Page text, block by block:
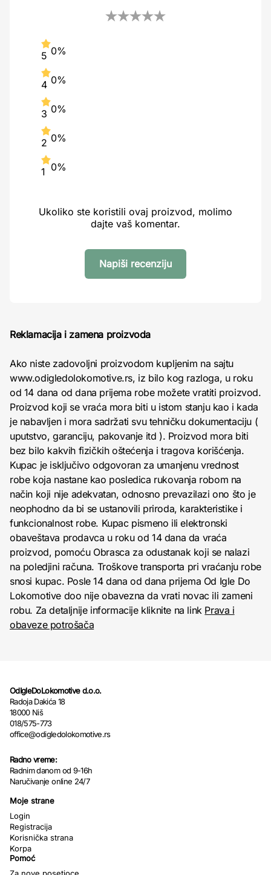
5 0%
4 0%
3 0%
2 0%
1 0%
Ukoliko ste koristili ovaj proizvod, molimo
dajte vaš komentar.
Napiši recenziju
Reklamacija i zamena proizvoda
Ako niste zadovoljni proizvodom kupljenim na sajtu
www.odigledolokomotive.rs, iz bilo kog razloga, u roku
od 14 dana od dana prijema robe možete vratiti proizvod.
Proizvod koji se vraća mora biti u istom stanju kao i kada
je nabavljen i mora sadržati svu tehničku dokumentaciju (
uputstvo, garanciju, pakovanje itd ). Proizvod mora biti
bez bilo kakvih fizičkih oštećenja i tragova korišćenja.
Kupac je isključivo odgovoran za umanjenu vrednost
robe koja nastane kao posledica rukovanja robom na
način koji nije adekvatan, odnosno prevazilazi ono što je
neophodno da bi se ustanovili priroda, karakteristike i
funkcionalnost robe. Kupac pismeno ili elektronski
obaveštava prodavca u roku od 14 dana da vraća
proizvod, pomoću Obrasca za odustanak koji se nalazi
na poledjini računa. Troškove transporta pri vraćanju robe
snosi kupac. Posle 14 dana od dana prijema Od Igle Do
Lokomotive doo nije obavezna da vrati novac ili zameni
robu. Za detaljnije informacije kliknite na link Prava i
obaveze potrošača
OdIgleDoLokomotive d.o.o.
Radoja Dakića 18
18000 Niš
018/575-773
office@odigledolokomotive.rs
Radno vreme:
Radnim danom od 9-16h
Naručivanje online 24/7
Moje strane
Login
Registracija
Korisnička strana
Korpa
Pomoć